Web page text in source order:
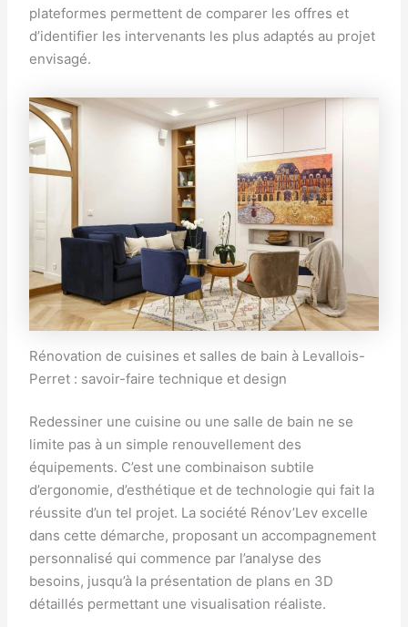
plateformes permettent de comparer les offres et
d’identifier les intervenants les plus adaptés au projet
envisagé.
Rénovation de cuisines et salles de bain à Levallois-
Perret : savoir-faire technique et design
Redessiner une cuisine ou une salle de bain ne se
limite pas à un simple renouvellement des
équipements. C’est une combinaison subtile
d’ergonomie, d’esthétique et de technologie qui fait la
réussite d’un tel projet. La société Rénov’Lev excelle
dans cette démarche, proposant un accompagnement
personnalisé qui commence par l’analyse des
besoins, jusqu’à la présentation de plans en 3D
détaillés permettant une visualisation réaliste.